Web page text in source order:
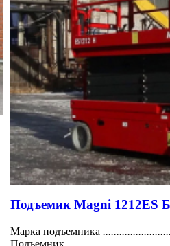
Подъемик Magni 1212ES
Марка подъемника
Подъемник